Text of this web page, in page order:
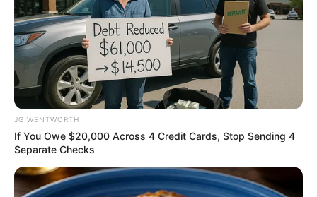
Grace Kelly
BRAINBERRIES
JG WENTWORTH
If You Owe $20,000 Across 4 Credit Cards, Stop Sending 4
Separate Checks